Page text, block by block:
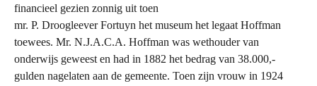
financieel gezien zonnig uit toen
mr. P. Droogleever Fortuyn het museum het legaat Hoffman
toewees. Mr. N.J.A.C.A. Hoffman was wethouder van
onderwijs geweest en had in 1882 het bedrag van 38.000,-
gulden nagelaten aan de gemeente. Toen zijn vrouw in 1924